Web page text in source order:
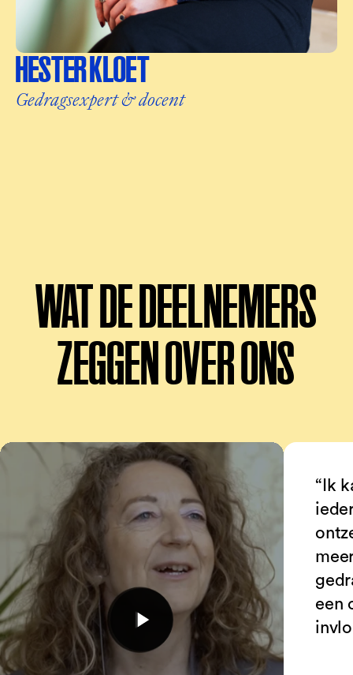
HESTER KLOET
Gedragsexpert & docent
WAT DE DEELNEMERS
ZEGGEN OVER ONS
“Ik
een